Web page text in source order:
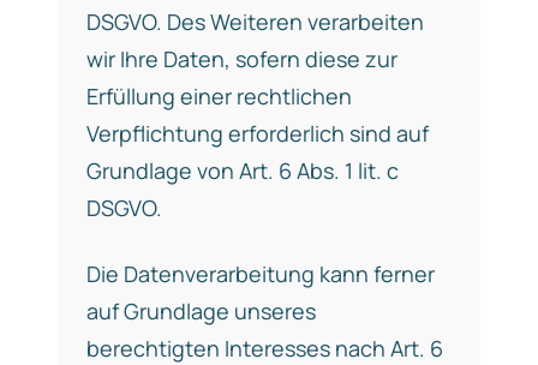
DSGVO. Des Weiteren verarbeiten
wir Ihre Daten, sofern diese zur
Erfüllung einer rechtlichen
Verpflichtung erforderlich sind auf
Grundlage von Art. 6 Abs. 1 lit. c
DSGVO.
Die Datenverarbeitung kann ferner
auf Grundlage unseres
berechtigten Interesses nach Art. 6